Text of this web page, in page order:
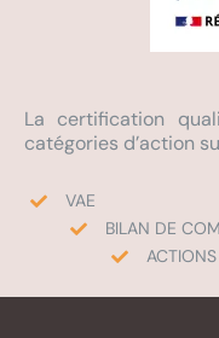
La certification
catégories d’action
VAE
BILAN DE